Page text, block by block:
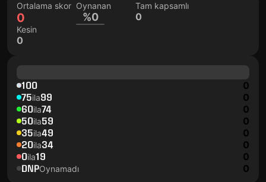
Ortalama skor
0
Oynanan
%0
Tam kapsamlı
0
Kesin
0
100 0
75ila99 0
60ila74 0
50ila59 0
35ila49 0
20ila34 0
0ila19 0
DNPOynamadı 0